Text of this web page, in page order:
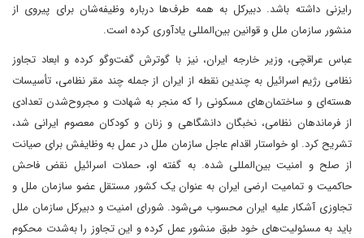
رایزنی داشته باشد. دبیرکل به همه طرف‌ها درباره وظیفه‌شان برای پیروی از
منشور سازمان ملل و قوانین بین‌المللی یادآوری کرده است.
عباس عراقچی، وزیر خارجه ایران، نیز با گوترش گفت‌و‌گو کرده و ابعاد تجاوز
نظامی رژیم اسرائیل به چندین نقطه از ایران از جمله چند مقر نظامی، تأسیسات
هسته‌ای و ساختمان‌های مسکونی را که منجر به شهادت و مجروح‌شدن تعدادی
از فرماندهان نظامی، نخبگان دانشگاهی و زنان و کودکان معصوم ایرانی شد،
تشریح کرد. او خواستار اقدام عاجل سازمان ملل در عمل به وظایفش برای صیانت
از صلح و امنیت بین‌المللی شده. به گفته او، حملات اسرائیل نقض فاحش
حاکمیت و تمامیت ارضی ایران به ‌عنوان یک کشور مستقل عضو سازمان ملل و
تجاوزی آشکار علیه ایران محسوب می‌شود. شورای امنیت و دبیرکل سازمان ملل
باید به مسئولیت‌های خود طبق منشور عمل کرده و این تجاوز را به‌شدت محکوم